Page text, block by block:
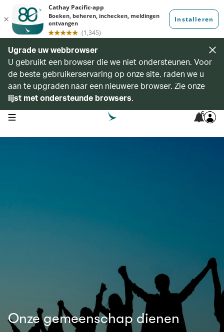
Ugrade uw webbrowser
U gebruikt een browser die we niet ondersteunen. Voor
de beste gebruikerservaring op onze site, raden we u
aan te upgraden naar een nieuwere browser. Zie onze
lijst met ondersteunde browsers.
open navigation menu 6
Onze gemeenschap dienen